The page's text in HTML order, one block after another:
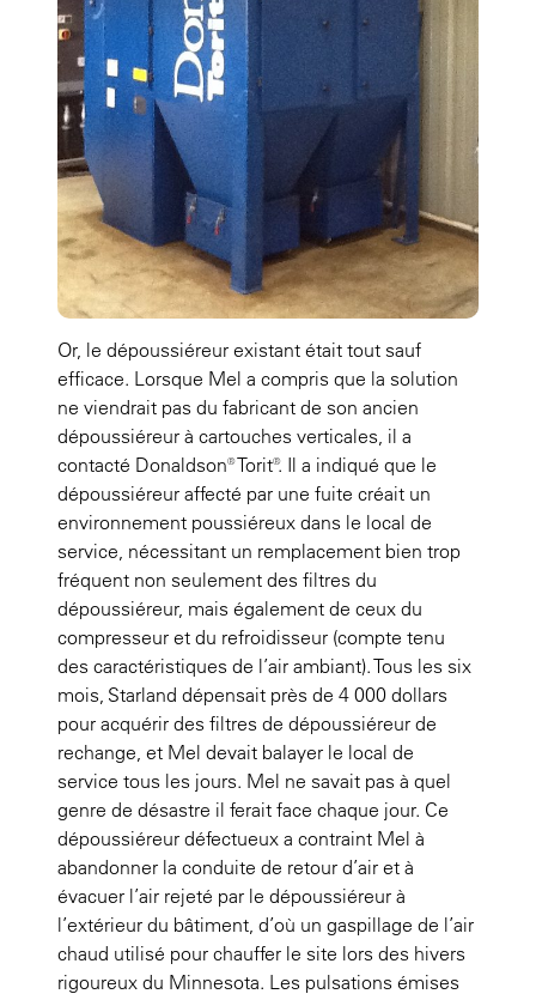
Or, le dépoussiéreur existant était tout sauf
efficace. Lorsque Mel a compris que la solution
ne viendrait pas du fabricant de son ancien
dépoussiéreur à cartouches verticales, il a
contacté Donaldson® Torit®. Il a indiqué que le
dépoussiéreur affecté par une fuite créait un
environnement poussiéreux dans le local de
service, nécessitant un remplacement bien trop
fréquent non seulement des filtres du
dépoussiéreur, mais également de ceux du
compresseur et du refroidisseur (compte tenu
des caractéristiques de l’air ambiant). Tous les six
mois, Starland dépensait près de 4 000 dollars
pour acquérir des filtres de dépoussiéreur de
rechange, et Mel devait balayer le local de
service tous les jours. Mel ne savait pas à quel
genre de désastre il ferait face chaque jour. Ce
dépoussiéreur défectueux a contraint Mel à
abandonner la conduite de retour d’air et à
évacuer l’air rejeté par le dépoussiéreur à
l’extérieur du bâtiment, d’où un gaspillage de l’air
chaud utilisé pour chauffer le site lors des hivers
rigoureux du Minnesota. Les pulsations émises